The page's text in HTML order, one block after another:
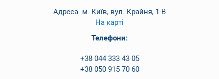
Адреса: м. Київ, вул. Крайня, 1-В
На карті
Телефони:
+38 044 333 43 05
+38 050 915 70 60